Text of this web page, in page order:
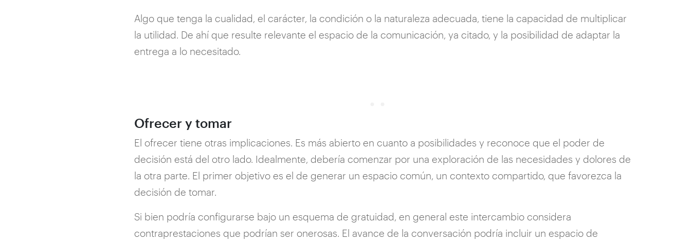
Algo que tenga la cualidad, el carácter, la condición o la naturaleza adecuada, tiene la capacidad de multiplicar
la utilidad. De ahí que resulte relevante el espacio de la comunicación, ya citado, y la posibilidad de adaptar la
entrega a lo necesitado.
Ofrecer y tomar
El ofrecer tiene otras implicaciones. Es más abierto en cuanto a posibilidades y reconoce que el poder de
decisión está del otro lado. Idealmente, debería comenzar por una exploración de las necesidades y dolores de
la otra parte. El primer objetivo es el de generar un espacio común, un contexto compartido, que favorezca la
decisión de tomar.
Si bien podría configurarse bajo un esquema de gratuidad, en general este intercambio considera
contraprestaciones que podrían ser onerosas. El avance de la conversación podría incluir un espacio de